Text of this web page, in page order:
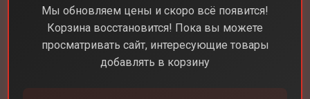
Мы обновляем цены и скоро всё появится!
Корзина восстановится! Пока вы можете
просматривать сайт, интересующие товары
добавлять в корзину